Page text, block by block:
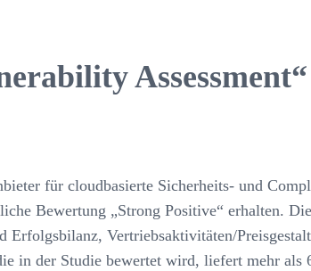
für cloudbasierte Sicherheits- und
Bewertung „Strong Positive“ erhalten.
Vertriebsaktivitäten/
in der Studie bewertet wird, liefert mehr als